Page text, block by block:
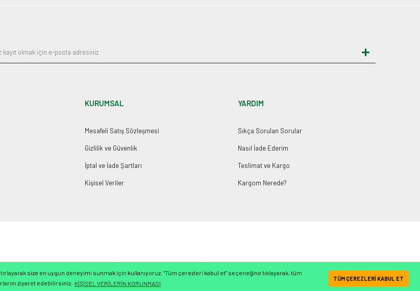
size en uygun deneyimi sunmak için kullanıyoruz. “Tüm çerezleri kabul et” seçeneğine tıklayarak, tüm
ziyaret edebilirsiniz. KİŞİSEL VERİLERİN KORUNMASI
TÜM ÇEREZLERİ KABUL ET
Whatsapp İletişim Hattı
KURUMSAL
Mesafeli Satış Sözleşmesi
Gizlilik ve Güvenlik
İptal ve İade Şartları
Kişisel Veriler
YARDIM
Sıkça Sorulan Sorular
Nasıl İade Ederim
Teslimat ve Kargo
Kargom Nerede?
ideasoft e- ile